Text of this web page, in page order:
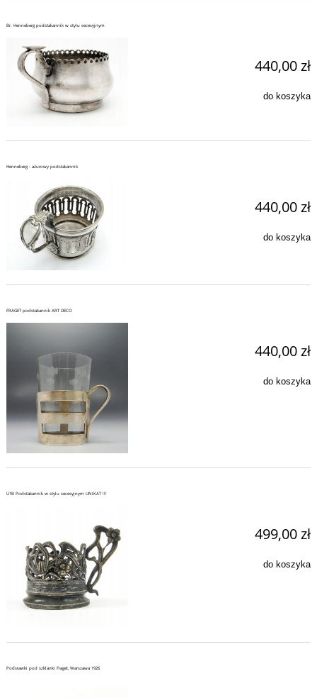
Br. Henneberg podstakannik w stylu secesyjnym
440,00 zł
do koszyka
Henneberg - ażurowy podstakannik
440,00 zł
do koszyka
FRAGET podstakannik ART DECO
440,00 zł
do koszyka
U1B Podstakannik w stylu secesyjnym UNIKAT !!!
499,00 zł
do koszyka
Podstawki pod szklanki Fraget, Warszawa 1926